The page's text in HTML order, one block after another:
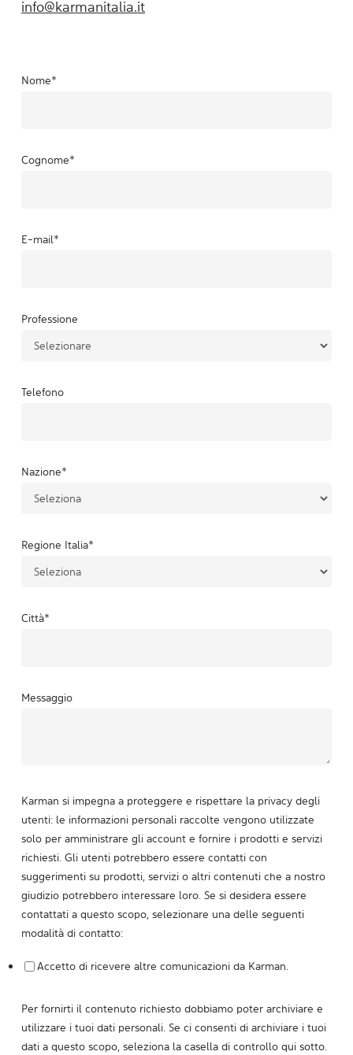
info@karmanitalia.it
Nome*
Cognome*
E-mail*
Professione
Telefono
Nazione*
Regione Italia*
Città*
Messaggio
Karman si impegna a proteggere e rispettare la privacy degli
utenti: le informazioni personali raccolte vengono utilizzate
solo per amministrare gli account e fornire i prodotti e servizi
richiesti. Gli utenti potrebbero essere contatti con
suggerimenti su prodotti, servizi o altri contenuti che a nostro
giudizio potrebbero interessare loro. Se si desidera essere
contattati a questo scopo, selezionare una delle seguenti
modalità di contatto:
Accetto di ricevere altre comunicazioni da Karman.
Per fornirti il contenuto richiesto dobbiamo poter archiviare e
utilizzare i tuoi dati personali. Se ci consenti di archiviare i tuoi
dati a questo scopo, seleziona la casella di controllo qui sotto.